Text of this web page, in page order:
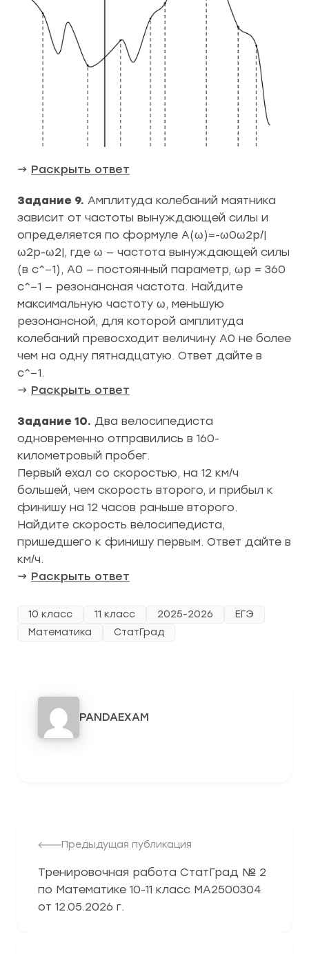
→ Раскрыть ответ
Задание 9. Амплитуда колебаний маятника
зависит от частоты вынуждающей силы и
определяется по формуле A(ω)=-ω0ω2p/|
ω2p-ω2|, где ω — частота вынуждающей силы
(в с^−1), A0 — постоянный параметр, ωp = 360
c^−1 — резонансная частота. Найдите
максимальную частоту ω, меньшую
резонансной, для которой амплитуда
колебаний превосходит величину A0 не более
чем на одну пятнадцатую. Ответ дайте в
c^−1.
→ Раскрыть ответ
Задание 10. Два велосипедиста
одновременно отправились в 160-
километровый пробег.
Первый ехал со скоростью, на 12 км/ч
большей, чем скорость второго, и прибыл к
финишу на 12 часов раньше второго.
Найдите скорость велосипедиста,
пришедшего к финишу первым. Ответ дайте в
км/ч.
→ Раскрыть ответ
10 класс 11 класс 2025-2026
ЕГЭ
Математика
СтатГрад
PANDAEXAM
Предыдущая публикация
Тренировочная работа СтатГрад № 2
по Математике 10-11 класс МА2500304
от 12.05.2026 г.